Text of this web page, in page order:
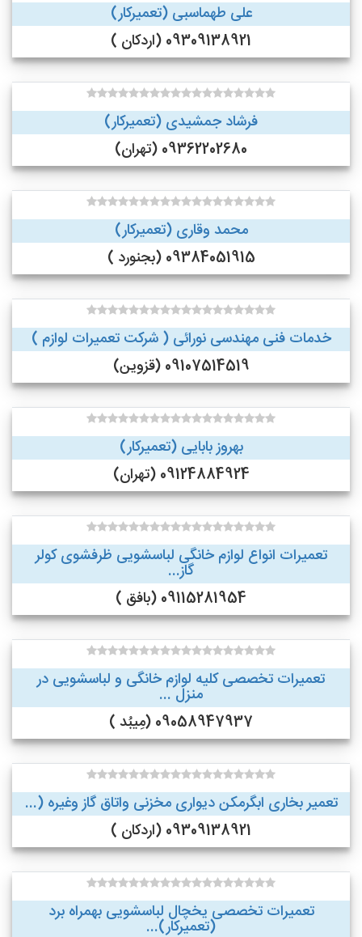
علی طهماسبی (تعمیرکار)
09309138921 (اردکان )
فرشاد جمشیدی (تعمیرکار)
09362202680 (تهران)
محمد وقاری (تعمیرکار)
09384051915 (بجنورد )
خدمات فنی مهندسی نورائی ( شرکت تعمیرات لوازم )
09107514519 (قزوین)
بهروز بابایی (تعمیرکار)
09124884924 (تهران)
تعمیرات انواع لوازم خانگی لباسشویی ظرفشوی کولر
گاز...
09115281954 (بافق )
تعمیرات تخصصی کلیه لوازم خانگی و لباسشویی در
منزل ...
09058947937 (مِیبُد )
تعمیر بخاری ابگرمکن دیواری مخزنی واتاق گاز وغیره (...
09309138921 (اردکان )
تعمیرات تخصصی یخچال لباسشویی بهمراه برد
(تعمیرکار)...